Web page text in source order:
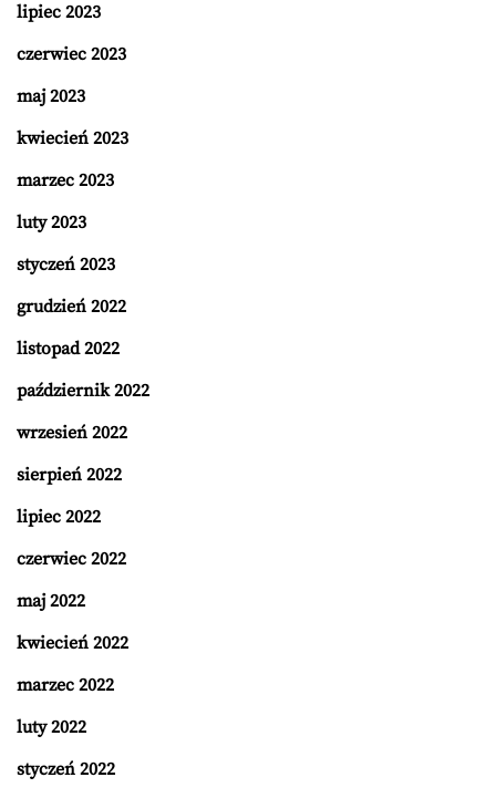
lipiec 2023
czerwiec 2023
maj 2023
kwiecień 2023
marzec 2023
luty 2023
styczeń 2023
grudzień 2022
listopad 2022
październik 2022
wrzesień 2022
sierpień 2022
lipiec 2022
czerwiec 2022
maj 2022
kwiecień 2022
marzec 2022
luty 2022
styczeń 2022